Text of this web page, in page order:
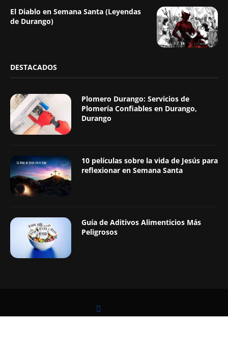
El Diablo en Semana Santa (Leyendas
de Durango)
DESTACADOS
Plomero Durango: Servicios de
Plomería Confiables en Durango,
Durango
10 películas sobre la vida de Jesús para
reflexionar en Semana Santa
Guía de Aditivos Alimenticios Más
Peligrosos